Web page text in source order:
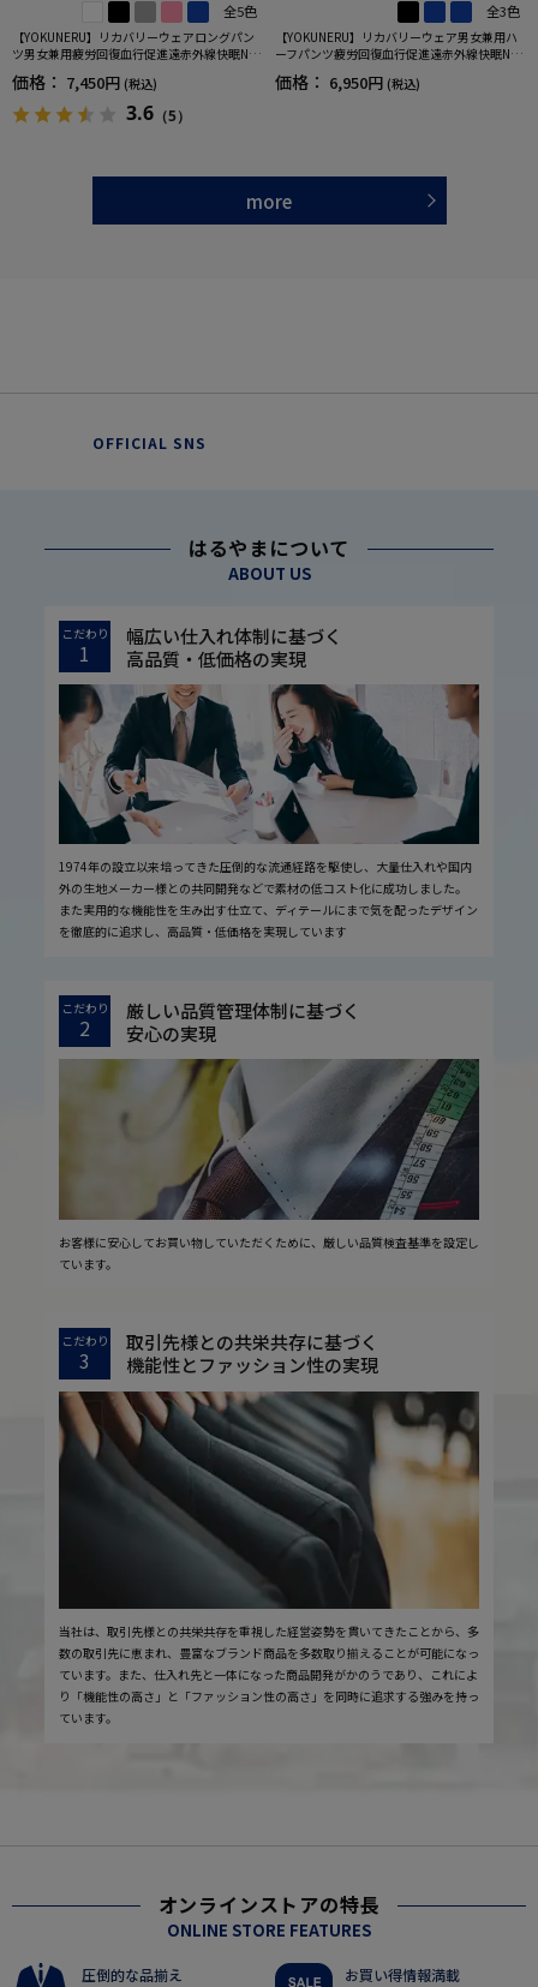
全5色
【YOKUNERU】リカバリーウェアロングパン
ツ男女兼用疲労回復血行促進遠赤外線快眠NA
NOMIX(R)【一般医療機器】SS～LLサイズ
価格： 7,450円 (税込)
3.6 （5）
全3色
【YOKUNERU】リカバリーウェア男女兼用ハ
ーフパンツ疲労回復血行促進遠赤外線快眠NA
NOMIX(R)【一般医療機器】SS～LLサイズ
価格： 6,950円 (税込)
more
OFFICIAL SNS
はるやまについて
ABOUT US
こだわり
1
幅広い仕入れ体制に基づく
高品質・低価格の実現
1974年の設立以来培ってきた圧倒的な流通経路を駆使し、大量仕入れや国内
外の生地メーカー様との共同開発などで素材の低コスト化に成功しました。
また実用的な機能性を生み出す仕立て、ディテールにまで気を配ったデザイン
を徹底的に追求し、高品質・低価格を実現しています
こだわり
2
厳しい品質管理体制に基づく
安心の実現
お客様に安心してお買い物していただくために、厳しい品質検査基準を設定し
ています。
こだわり
3
取引先様との共栄共存に基づく
機能性とファッション性の実現
当社は、取引先様との共栄共存を重視した経営姿勢を貫いてきたことから、多
数の取引先に恵まれ、豊富なブランド商品を多数取り揃えることが可能になっ
ています。また、仕入れ先と一体になった商品開発がかのうであり、これによ
り「機能性の高さ」と「ファッション性の高さ」を同時に追求する強みを持っ
ています。
オンラインストアの特長
ONLINE STORE FEATURES
圧倒的な品揃え お買い得情報満載